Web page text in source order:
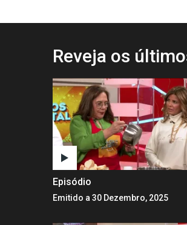
Reveja os
Episódio
Emitido a 30 Dezembro, 2025